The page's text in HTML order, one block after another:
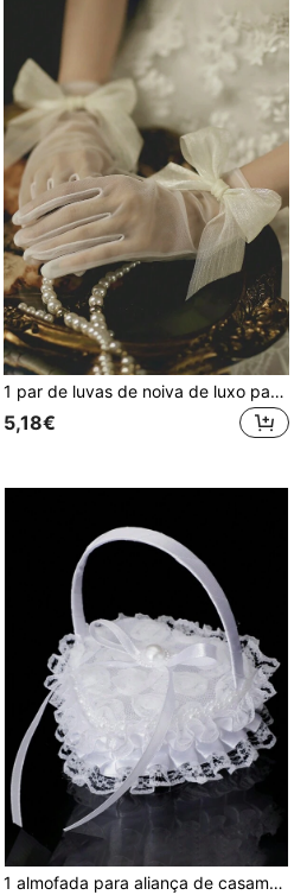
1 par de luvas de noiva de luxo para casamento, luvas curtas de malha com decoração de laço branco, acessório de renda para vestido de dama de honra, para casamento, festa, adereços fotográficos, luvas elegantes e românticas de renda de cinco dedos para mulher
5,18€
1 almofada para aliança de casamento, mini almofada de mão em formato de coração para florista, caixa de joias com laço de pérola e renda, suporte para aliança de noivado, display de aliança para pedido de casamento (anel não incluso)